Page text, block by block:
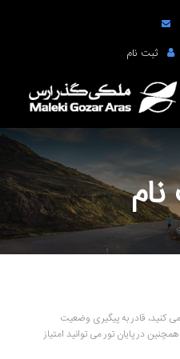
ثبت نام
کنید، قادر به پیگیری وضعیت
در پایان تور می توانید امتیاز